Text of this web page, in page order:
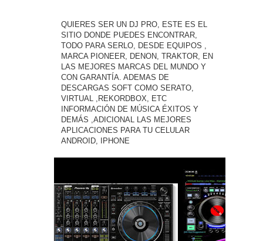
QUIERES SER UN DJ PRO, ESTE ES EL
SITIO DONDE PUEDES ENCONTRAR,
TODO PARA SERLO, DESDE EQUIPOS ,
MARCA PIONEER, DENON, TRAKTOR, EN
LAS MEJORES MARCAS DEL MUNDO Y
CON GARANTÍA. ADEMAS DE
DESCARGAS SOFT COMO SERATO,
VIRTUAL ,REKORDBOX, ETC
INFORMACIÓN DE MÚSICA ÉXITOS Y
DEMÁS ,ADICIONAL LAS MEJORES
APLICACIONES PARA TU CELULAR
ANDROID, IPHONE